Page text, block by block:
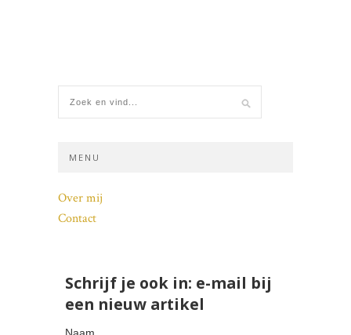
MENU
Over mij
Contact
Schrijf je ook in: e-mail bij
een nieuw artikel